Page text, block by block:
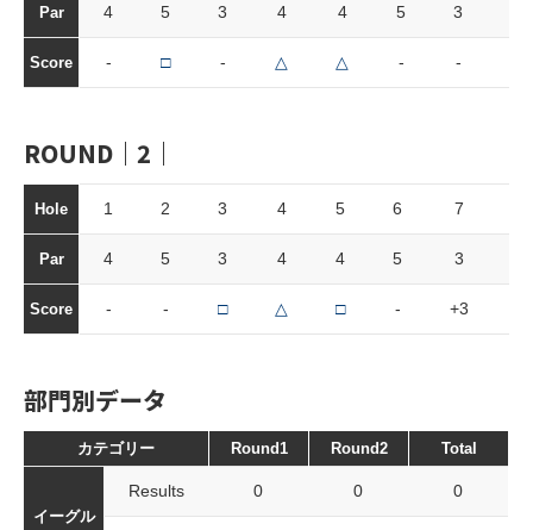
Par 4 5 3 4 4 5 3
Score - □ - △ △ - -
ROUND｜2｜
Hole 1 2 3 4 5 6 7
Par 4 5 3 4 4 5 3
Score - - □ △ □ - +3
部門別データ
カテゴリー Round1 Round2 Total
イーグル
Results 0 0 0